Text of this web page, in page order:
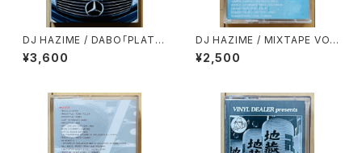
DJ HAZIME / DABO「PLATIN
UM TONGUE」SPECIAL SA
MPLER MIXTAPE
¥3,600
DJ HAZIME / MIXTAPE VO
L.7
¥2,500